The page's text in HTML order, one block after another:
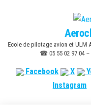
content
Ecole de pilotage avion et ULM
☎ 05 55 02 97 04
Facebook X
Instagram